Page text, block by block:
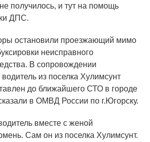
получилось, и тут на помощь
ДПС.
остановили проезжающий мимо
неисправного
В сопровождении
из поселка Хулимсунт
до ближайшего СТО в городе
в ОМВД России по г.Югорску.
вместе с женой
Сам он из поселка Хулимсунт.